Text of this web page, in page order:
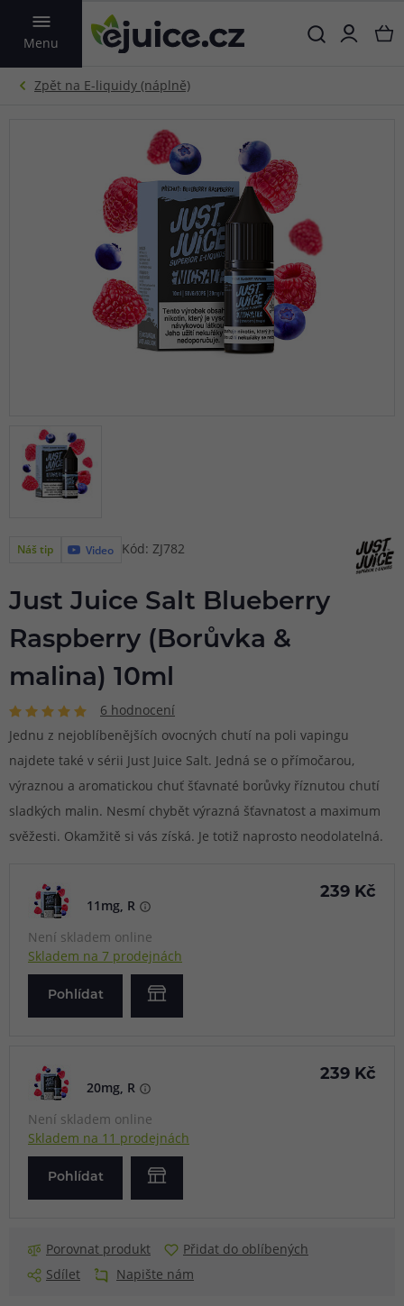
Menu
VYHLEDAT
Náš tip Video Kód: ZJ782
Just Juice Salt Blueberry
Raspberry (Borůvka &
malina) 10ml
6 hodnocení
Jednu z nejoblíbenějších ovocných chutí na poli vapingu
najdete také v sérii Just Juice Salt. Jedná se o přímočarou,
výraznou a aromatickou chuť šťavnaté borůvky říznutou chutí
sladkých malin. Nesmí chybět výrazná šťavnatost a maximum
svěžesti. Okamžitě si vás získá. Je totiž naprosto neodolatelná.
11mg, R
Není skladem online
Skladem na 7 prodejnách
239 Kč
Pohlídat
20mg, R
Není skladem online
Skladem na 11 prodejnách
239 Kč
Pohlídat
Porovnat produkt
Přidat do oblíbených
Sdílet
Napište nám